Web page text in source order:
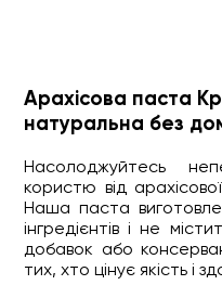
Арахісова паста
натуральна без
Насолоджуйтесь
користю від
Наша паста
інгредієнтів і не
добавок або
тих, хто цінує якість і